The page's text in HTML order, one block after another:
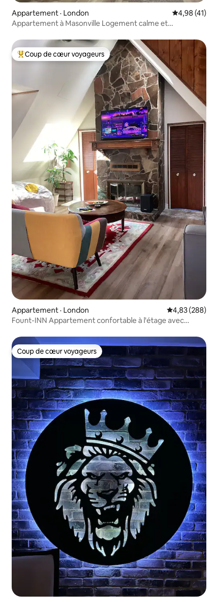
Appartement · London Note
4,98 (41)
Appartement à Masonville Logement calme et
Coup de cœur voyageurs parmi les plus aimés
Coup de cœur voyageurs
Appartement · London Note
4,83 (288)
Fount-INN Appartement confortable à l'étage avec
Coup de cœur voyageurs
Coup de cœur voyageurs